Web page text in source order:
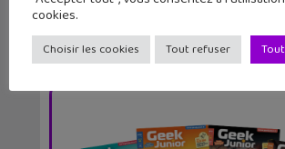
cookies.
Choisir les cookies Tout refuser